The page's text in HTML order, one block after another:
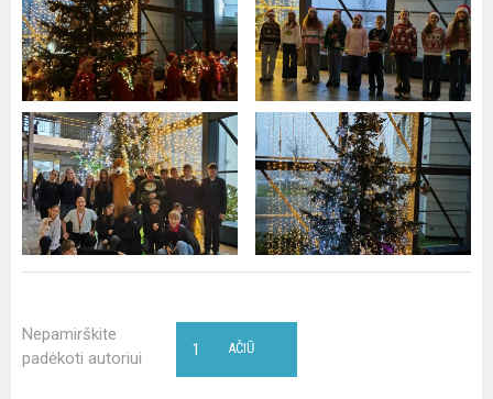
Nepamirškite
padėkoti autoriui
AČIŪ
1